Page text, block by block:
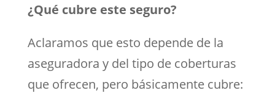
¿Qué cubre este seguro?
Aclaramos que esto depende de la
aseguradora y del tipo de coberturas
que ofrecen, pero básicamente cubre: